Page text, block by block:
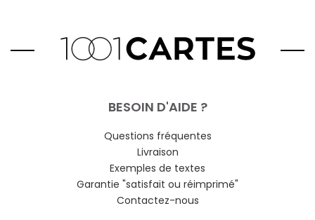
BESOIN D'AIDE ?
Questions fréquentes
Livraison
Exemples de textes
Garantie "satisfait ou réimprimé"
Contactez-nous